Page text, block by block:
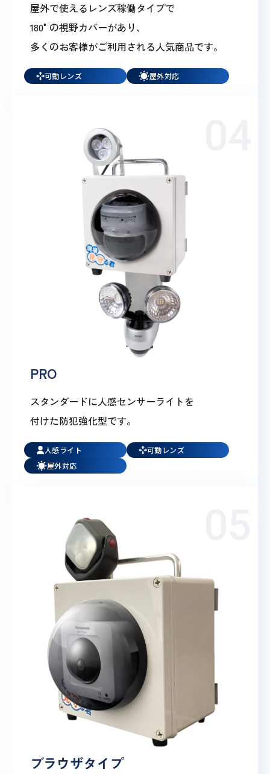
屋外で使えるレンズ稼働タイプで
180°の視野カバーがあり、
多くのお客様がご利用される人気商品です。
可動レンズ 屋外対応
PRO
スタンダードに人感センサーライトを
付けた防犯強化型です。
人感ライト
可動レンズ
屋外対応
ブラウザタイプ